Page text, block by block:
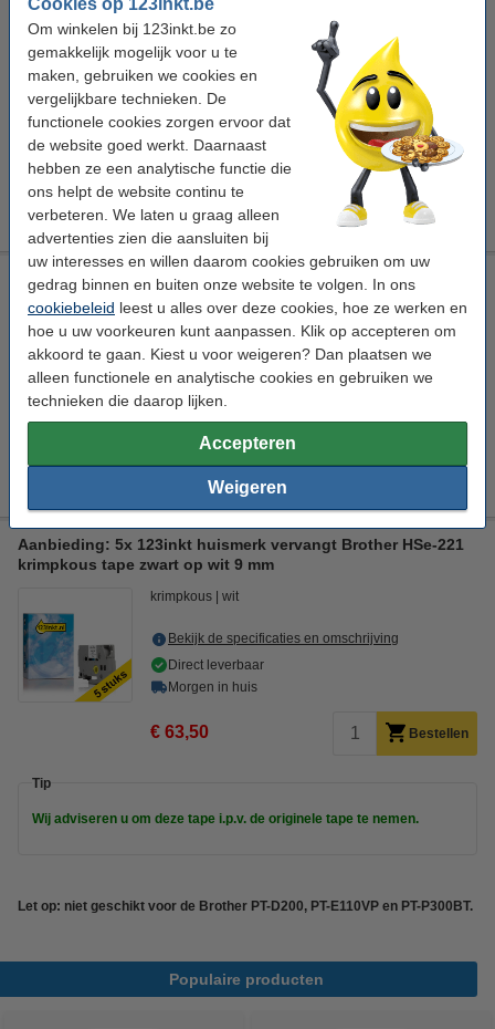
Om winkelen bij 123inkt.be zo
gemakkelijk mogelijk voor u te
maken, gebruiken we cookies en
vergelijkbare technieken. De
functionele cookies zorgen ervoor dat
de website goed werkt. Daarnaast
hebben ze een analytische functie die
ons helpt de website continu te
verbeteren. We laten u graag alleen
advertenties zien die aansluiten bij
uw interesses en willen daarom cookies gebruiken om uw
gedrag binnen en buiten onze website te volgen. In ons
cookiebeleid leest u alles over deze cookies, hoe ze werken en
hoe u uw voorkeuren kunt aanpassen. Klik op accepteren om
akkoord te gaan. Kiest u voor weigeren? Dan plaatsen we
alleen functionele en analytische cookies en gebruiken we
technieken die daarop lijken.
Accepteren
Weigeren
Winstpakker!
Aanbieding: 5x 123inkt huismerk vervangt Brother HSe-221
krimpkous tape zwart op wit 9 mm
€ 63,50
Tip
Wij adviseren u om deze tape i.p.v. het originele tape te nemen.
Let op: niet geschikt voor de Brother PT-D200, PT-E110VP en PT-P300BT.
Aanbieding: 5x 123inkt huismerk vervangt Brother HSe-221E
krimpkous tape zwart op wit 9 mm
krimpkous wit
Bekijk de specificaties en omschrijving
Direct leverbaar
Morgen in huis
€ 74,50 Bestellen
Aanbieding: 5x 123inkt huismerk vervangt Brother HSe-221
krimpkous tape zwart op wit 9 mm
krimpkous wit
Bekijk de specificaties en omschrijving
Direct leverbaar
Morgen in huis
€ 63,50 Bestellen
Tip
Wij adviseren u om deze tape i.p.v. de originele tape te nemen.
Let op: niet geschikt voor de Brother PT-D200, PT-E110VP en PT-P300BT.
Populaire producten